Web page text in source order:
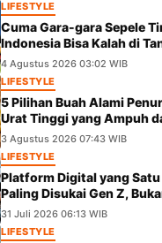
LIFESTYLE
Cuma Gara-gara Sepele
Indonesia Bisa Kalah di
dalam Laga Piala AFF 2026
4 Agustus 2026 03:02 WIB
LIFESTYLE
5 Pilihan Buah Alami
Urat Tinggi yang Ampuh
Dicoba
3 Agustus 2026 07:43 WIB
LIFESTYLE
Platform Digital yang
Paling Disukai Gen Z,
IG
31 Juli 2026 06:13 WIB
LIFESTYLE